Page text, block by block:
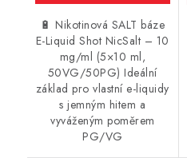
🔋 Nikotinová SALT báze
E-Liquid Shot NicSalt – 10
mg/ml (5×10 ml,
50VG/50PG) Ideální
základ pro vlastní e-liquidy
s jemným hitem a
vyváženým poměrem
PG/VG